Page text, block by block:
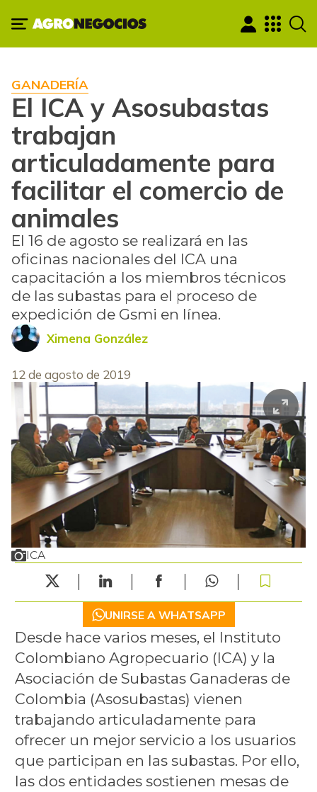
GANADERÍA
El ICA y Asosubastas
trabajan
articuladamente para
facilitar el comercio de
animales
El 16 de agosto se realizará en las
oficinas nacionales del ICA una
capacitación a los miembros técnicos
de las subastas para el proceso de
expedición de Gsmi en línea.
Ximena González
12 de agosto de 2019
ICA
UNIRSE A WHATSAPP
Desde hace varios meses, el Instituto
Colombiano Agropecuario (ICA) y la
Asociación de Subastas Ganaderas de
Colombia (Asosubastas) vienen
trabajando articuladamente para
ofrecer un mejor servicio a los usuarios
que participan en las subastas. Por ello,
las dos entidades sostienen mesas de